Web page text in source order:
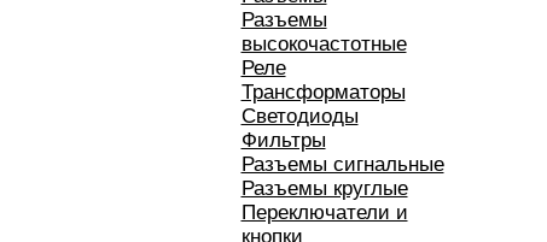
Разъемы
высокочастотные
Реле
Трансформаторы
Светодиоды
Фильтры
Разъемы сигнальные
Разъемы круглые
Переключатели и
кнопки